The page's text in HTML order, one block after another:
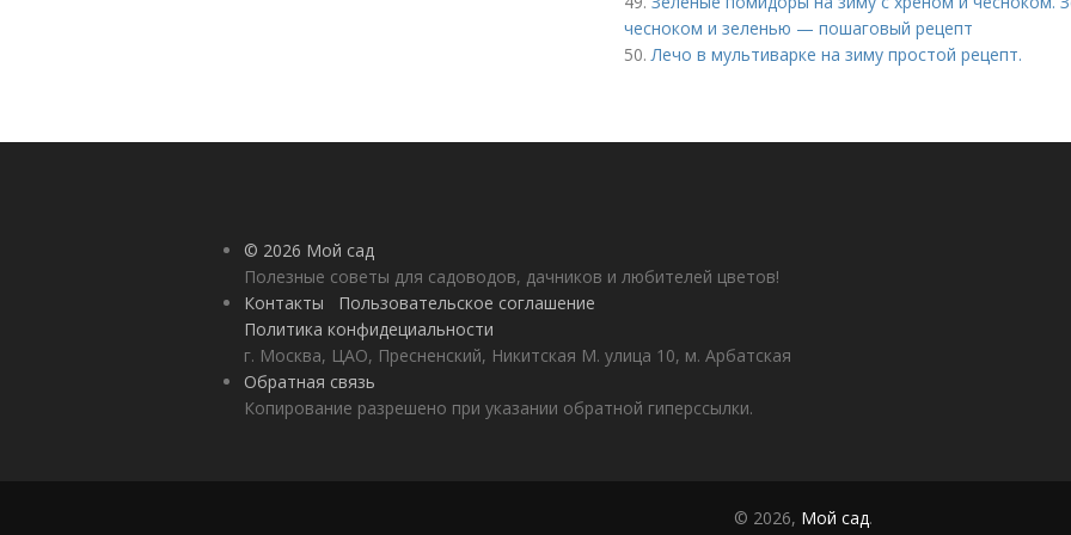
чесноком и зеленью — пошаговый рецепт
50.Лечо в мультиварке на зиму простой рецепт.
© 2026 Мой сад
Полезные советы для садоводов, дачников и любителей цветов!
Контакты
Пользовательское соглашение
Политика конфидециальности
г. Москва, ЦАО, Пресненский, Никитская М. улица 10, м. Арбатская
Обратная связь
Копирование разрешено при указании обратной гиперссылки.
© 2026, Мой сад.